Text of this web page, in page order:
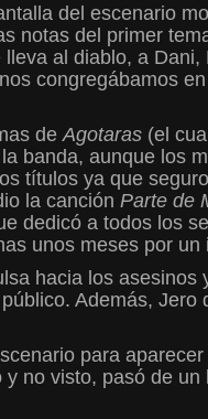
del escenario
notas del primer
al diablo, a
congregábamos
de Agotaras (el
banda, aunque los
títulos ya que
la canción Parte de
dedicó a todos los
unos meses por un
hacia los asesinos
Además, Jero
para
no visto, pasó de